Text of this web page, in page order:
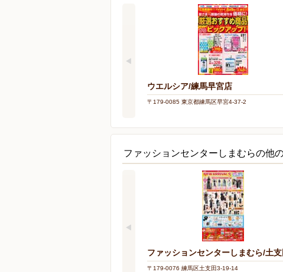
ウエルシア/練馬早宮店
〒179-0085 東京都練馬区早宮4-37-2
ファッションセンターしまむらの他
ファッションセンターしまむら/土
〒179-0076 練馬区土支田3-19-14